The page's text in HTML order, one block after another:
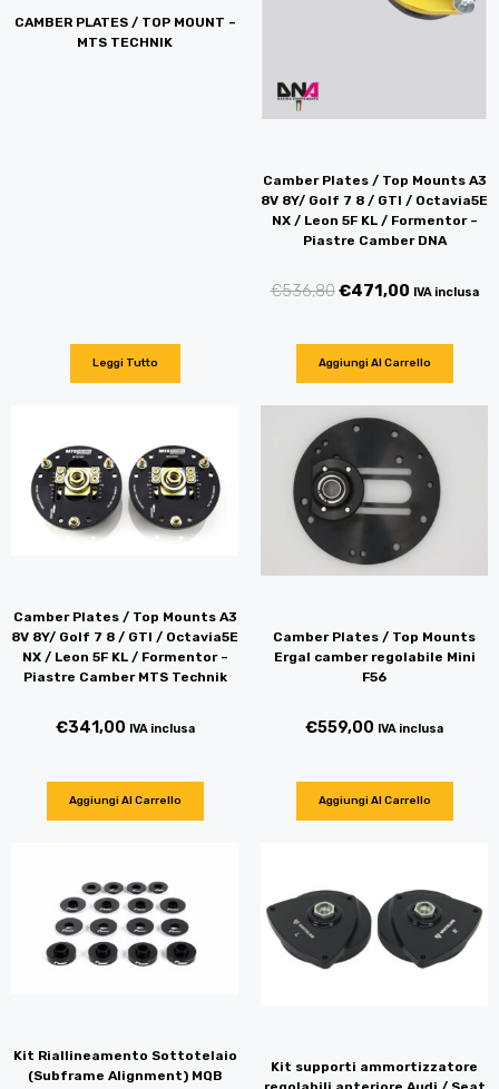
CAMBER PLATES / TOP MOUNT –
MTS TECHNIK
Leggi Tutto
Camber Plates / Top Mounts A3
8V 8Y/ Golf 7 8 / GTI / Octavia5E
NX / Leon 5F KL / Formentor –
Piastre Camber DNA
€536,80€471,00 IVA inclusa
Aggiungi Al Carrello
Camber Plates / Top Mounts A3
8V 8Y/ Golf 7 8 / GTI / Octavia5E
NX / Leon 5F KL / Formentor –
Piastre Camber MTS Technik
€341,00 IVA inclusa
Aggiungi Al Carrello
Camber Plates / Top Mounts
Ergal camber regolabile Mini
F56
€559,00 IVA inclusa
Aggiungi Al Carrello
Kit Riallineamento Sottotelaio
(Subframe Alignment) MQB
Kit supporti ammortizzatore